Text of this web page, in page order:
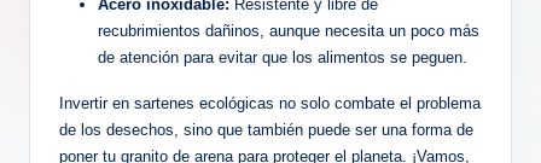
Acero inoxidable: Resistente y libre de
recubrimientos dañinos, aunque necesita un poco más
de atención para evitar que los alimentos se peguen.
Invertir en sartenes ecológicas no solo combate el problema
de los desechos, sino que también puede ser una forma de
poner tu granito de arena para proteger el planeta. ¡Vamos,